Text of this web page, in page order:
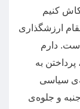
کنیم
ارزشگذاری
است. دارم
پرداختن به
سیاسی
جنبه و جلوه‌ی